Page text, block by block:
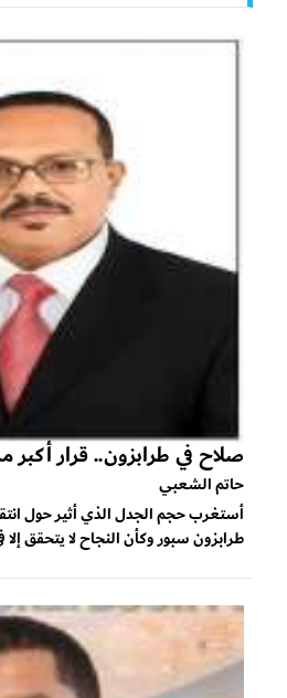
صلاح في طرابزون.. قرار أكبر
حاتم الشعبي
أستغرب حجم الجدل الذي أثير حول
طرابزون سبور وكأن النجاح لا يتحقق إلا